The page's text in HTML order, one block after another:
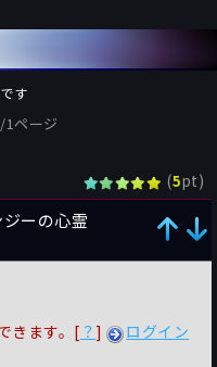
す
ページ
(5pt)
ーの心霊
きます。[ ？ ]
ログイン